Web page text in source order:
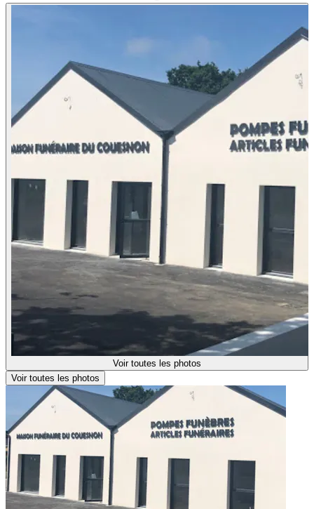
Voir toutes les photos
Voir toutes les photos